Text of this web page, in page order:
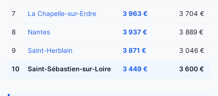
7 La Chapelle-sur-Erdre 3 963 € 3 704 €
8 Nantes 3 937 € 3 889 €
9 Saint-Herblain 3 871 € 3 046 €
10 Saint-Sébastien-sur-Loire 3 449 € 3 600 €